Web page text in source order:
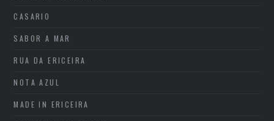
CASARIO
SABOR A MAR
RUA DA ERICEIRA
NOTA AZUL
MADE IN ERICEIRA